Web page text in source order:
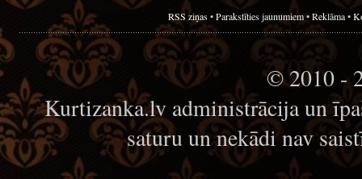
RSS ziņas•Parakstīties jaunumiem•Reklāma•
© 2010 -
Kurtizanka.lv administrācija un
saturu un nekādi nav